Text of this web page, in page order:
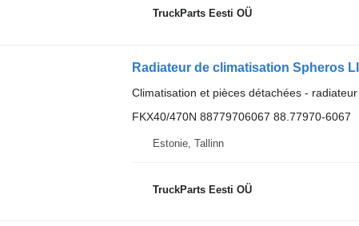
TruckParts Eesti OÜ
Radiateur de climatisation Spheros
Climatisation et pièces détachées -
FKX40/470N 88779706067 88.77970-6067
Estonie, Tallinn
TruckParts Eesti OÜ